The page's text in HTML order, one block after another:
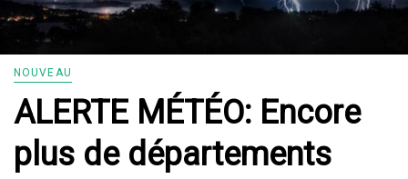
NOUVEAU
ALERTE MÉTÉO: Encore
plus de départements